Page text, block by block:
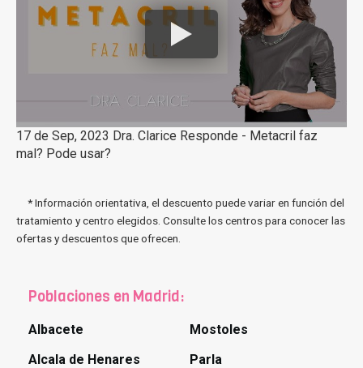
17 de Sep, 2023 Dra. Clarice Responde - Metacril faz
mal? Pode usar?
* Información orientativa, el descuento puede variar en función del
tratamiento y centro elegidos. Consulte los centros para conocer las
ofertas y descuentos que ofrecen.
Poblaciones en Madrid:
Albacete
Alcala de Henares
Mostoles
Parla